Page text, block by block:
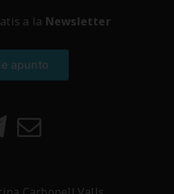
a la Newsletter
apunto